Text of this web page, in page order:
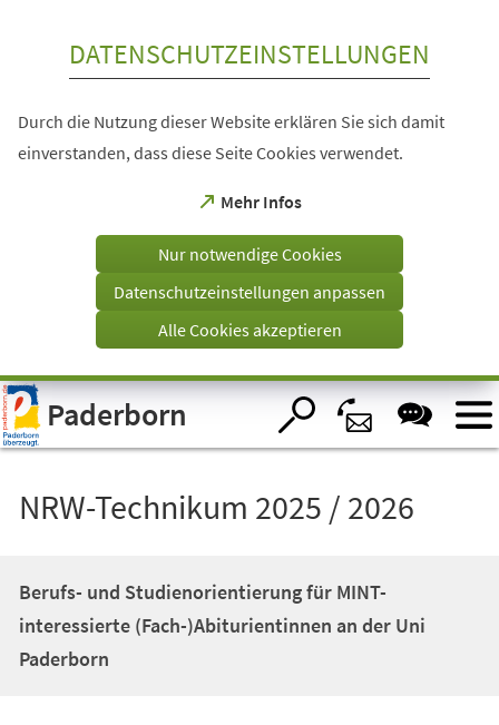
Visuelle
Assistenzsoftware
öffnen.
DATENSCHUTZEINSTELLUNGEN
Durch die Nutzung dieser Website erklären Sie sich damit
einverstanden, dass diese Seite Cookies verwendet.
Mehr Infos
(Öffnet
einem
Tab)
Nur notwendige Cookies
Datenschutzeinstellungen anpassen
Alle Cookies akzeptieren
Paderborn
NRW-Technikum 2025 / 2026
Berufs- und Studienorientierung für MINT-
interessierte (Fach-)Abiturientinnen an der Uni
Paderborn